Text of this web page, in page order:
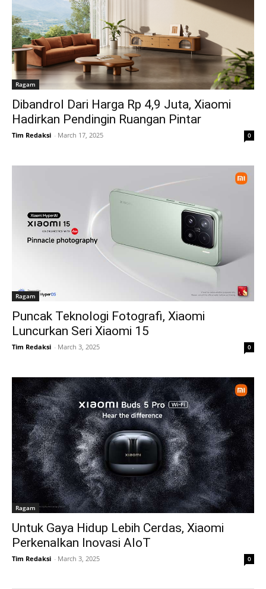
Ragam
Dibandrol Dari Harga Rp 4,9 Juta, Xiaomi
Hadirkan Pendingin Ruangan Pintar
Tim Redaksi - March 17, 2025 0
Ragam
Puncak Teknologi Fotografi, Xiaomi
Luncurkan Seri Xiaomi 15
Tim Redaksi - March 3, 2025 0
Ragam
Untuk Gaya Hidup Lebih Cerdas, Xiaomi
Perkenalkan Inovasi AIoT
Tim Redaksi - March 3, 2025 0